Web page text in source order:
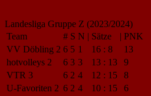
Landesliga Gruppe Z (2023/2024)
Team
# S N | Sätze | PNK
VV Döbling 2 6 5 1 16 : 8
13
hotvolleys 2
6 3 3 13 : 13
9
VTR 3
6 2 4 12 : 15
8
U-Favoriten 2 6 2 4 10 : 15 6